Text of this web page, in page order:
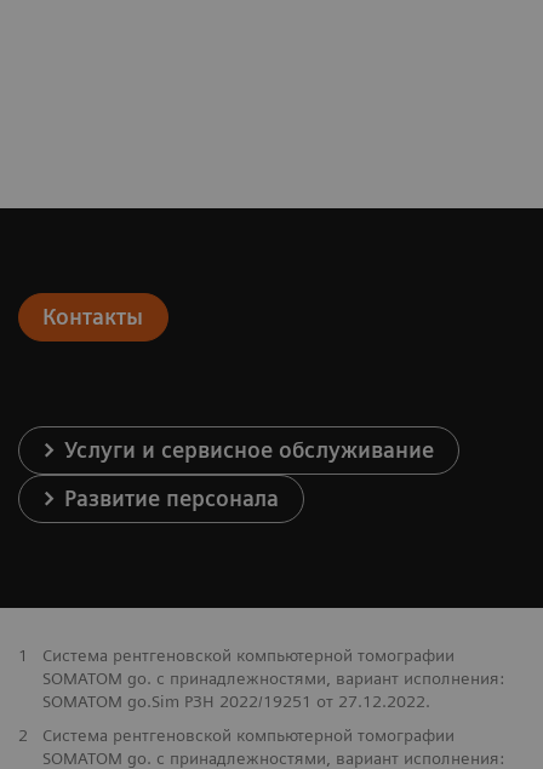
Контакты
Услуги и сервисное обслуживание
Развитие персонала
1
Система рентгеновской компьютерной томографии
SOMATOM go. с принадлежностями, вариант исполнения:
SOMATOM go.Sim РЗН 2022/19251 от 27.12.2022.
2
Система рентгеновской компьютерной томографии
SOMATOM go. с принадлежностями, вариант исполнения: